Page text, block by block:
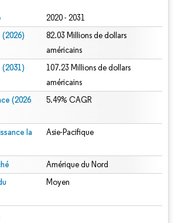
2020 - 2031
82.03 Millions de dollars
américains
107.23 Millions de dollars
américains
(2026
5.49% CAGR
la
Asie-Pacifique
Amérique du Nord
Moyen
La réutilisation nécessite une attribution sous CC